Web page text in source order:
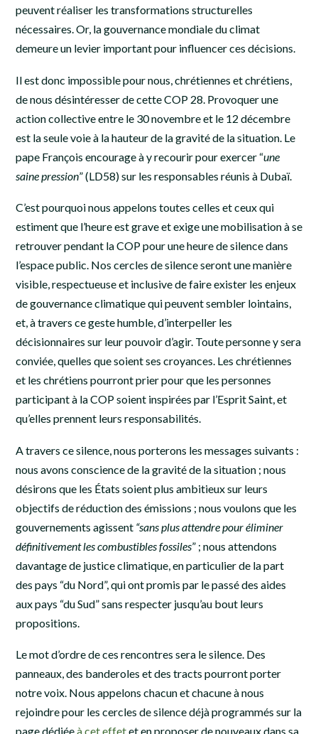
peuvent réaliser les transformations structurelles
nécessaires. Or, la gouvernance mondiale du climat
demeure un levier important pour influencer ces décisions.
Il est donc impossible pour nous, chrétiennes et chrétiens,
de nous désintéresser de cette COP 28. Provoquer une
action collective entre le 30 novembre et le 12 décembre
est la seule voie à la hauteur de la gravité de la situation. Le
pape François encourage à y recourir pour exercer “une
saine pression” (LD58) sur les responsables réunis à Dubaï.
C’est pourquoi nous appelons toutes celles et ceux qui
estiment que l’heure est grave et exige une mobilisation à se
retrouver pendant la COP pour une heure de silence dans
l’espace public. Nos cercles de silence seront une manière
visible, respectueuse et inclusive de faire exister les enjeux
de gouvernance climatique qui peuvent sembler lointains,
et, à travers ce geste humble, d’interpeller les
décisionnaires sur leur pouvoir d’agir. Toute personne y sera
conviée, quelles que soient ses croyances. Les chrétiennes
et les chrétiens pourront prier pour que les personnes
participant à la COP soient inspirées par l’Esprit Saint, et
qu’elles prennent leurs responsabilités.
A travers ce silence, nous porterons les messages suivants :
nous avons conscience de la gravité de la situation ; nous
désirons que les États soient plus ambitieux sur leurs
objectifs de réduction des émissions ; nous voulons que les
gouvernements agissent “sans plus attendre pour éliminer
définitivement les combustibles fossiles” ; nous attendons
davantage de justice climatique, en particulier de la part
des pays “du Nord”, qui ont promis par le passé des aides
aux pays “du Sud” sans respecter jusqu’au bout leurs
propositions.
Le mot d’ordre de ces rencontres sera le silence. Des
panneaux, des banderoles et des tracts pourront porter
notre voix. Nous appelons chacun et chacune à nous
rejoindre pour les cercles de silence déjà programmés sur la
page dédiéeà cet effetet en proposer de nouveaux dans sa